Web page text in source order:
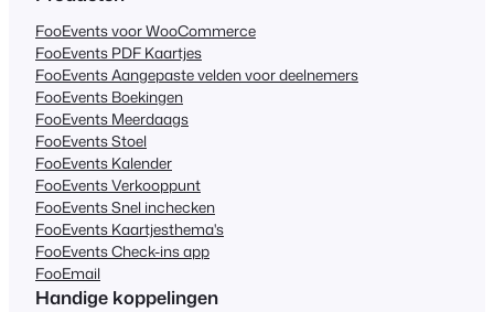
FooEvents voor WooCommerce
FooEvents PDF Kaartjes
FooEvents Aangepaste velden voor deelnemers
FooEvents Boekingen
FooEvents Meerdaags
FooEvents Stoel
FooEvents Kalender
FooEvents Verkooppunt
FooEvents Snel inchecken
FooEvents Kaartjesthema's
FooEvents Check-ins app
FooEmail
Handige koppelingen